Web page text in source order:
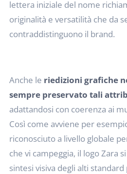
lettera iniziale del nome
originalità e versatilità che da
contraddistinguono il brand.
Anche le riedizioni grafiche
sempre preservato tali
adattandosi con coerenza ai
Così come avviene per
riconosciuto a livello globale
che vi campeggia, il logo Zara
sintesi visiva degli alti